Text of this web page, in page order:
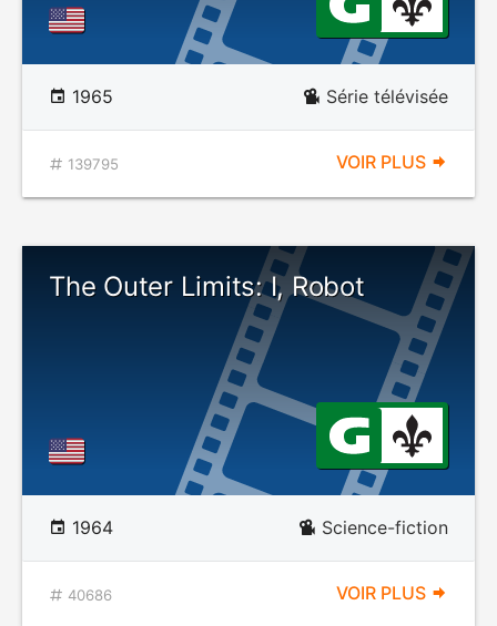
1965 Série télévisée
139795 VOIR PLUS
The Outer Limits: I, Robot
1964 Science-fiction
40686 VOIR PLUS